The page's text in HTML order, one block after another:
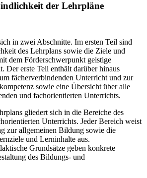
der Lehrpläne
in zwei Abschnitte. Im ersten Teil sind
des Lehrplans sowie die Ziele und
dem Förderschwerpunkt geistige
Der erste Teil enthält darüber hinaus
fächerverbindenden Unterricht und zur
sowie eine Übersicht über alle
und fachorientierten Unterrichts.
gliedert sich in die Bereiche des
Unterrichts. Jeder Bereich weist
zur allgemeinen Bildung sowie die
und Lerninhalte aus.
Grundsätze geben konkrete
des Bildungs- und